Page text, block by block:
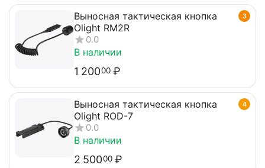
3
Выносная тактическая кнопка
Olight RM2R
0.0
В наличии
1 20000 ₽
4
Выносная тактическая кнопка
Olight ROD-7
0.0
В наличии
2 50000 ₽